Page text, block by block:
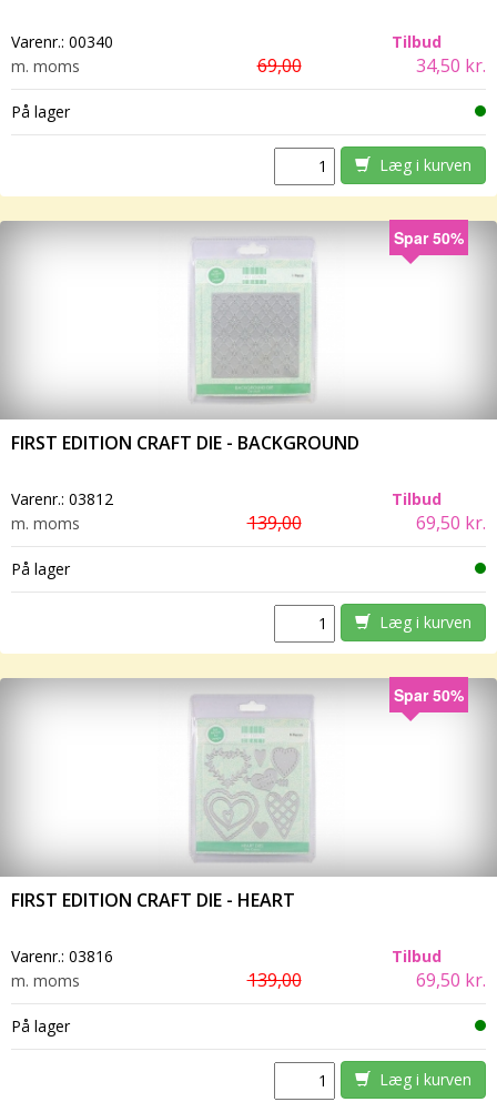
Varenr.: 00340
Tilbud
m. moms
69,00 34,50 kr.
På lager
Læg i kurven
Spar 50%
FIRST EDITION CRAFT DIE - BACKGROUND
Varenr.: 03812
Tilbud
m. moms
139,00 69,50 kr.
På lager
Læg i kurven
Spar 50%
FIRST EDITION CRAFT DIE - HEART
Varenr.: 03816
Tilbud
m. moms
139,00 69,50 kr.
På lager
Læg i kurven